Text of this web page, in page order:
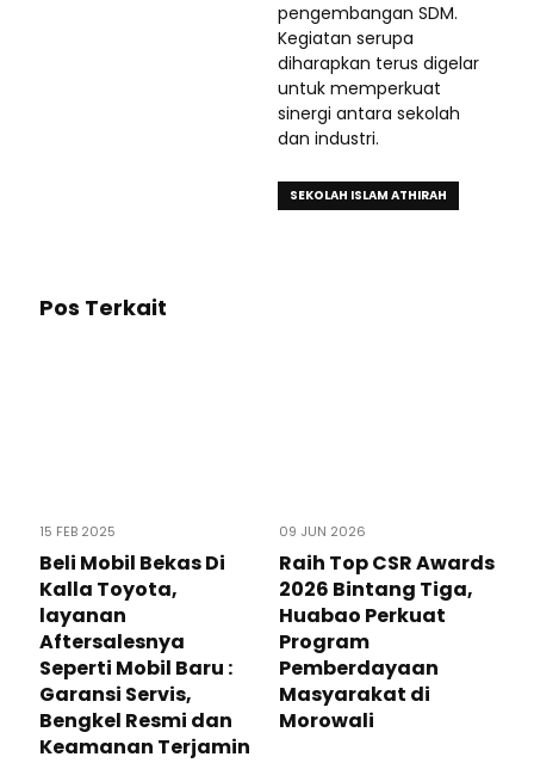
pengembangan SDM.
Kegiatan serupa
diharapkan terus digelar
untuk memperkuat
sinergi antara sekolah
dan industri.
SEKOLAH ISLAM ATHIRAH
Pos Terkait
15 FEB 2025
Beli Mobil Bekas Di
Kalla Toyota,
layanan
Aftersalesnya
Seperti Mobil Baru :
Garansi Servis,
Bengkel Resmi dan
Keamanan Terjamin
09 JUN 2026
Raih Top CSR Awards
2026 Bintang Tiga,
Huabao Perkuat
Program
Pemberdayaan
Masyarakat di
Morowali